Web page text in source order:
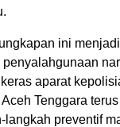
ini
aparat
Tenggara
langkah preventif